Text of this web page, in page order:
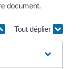
document.
Tout déplier